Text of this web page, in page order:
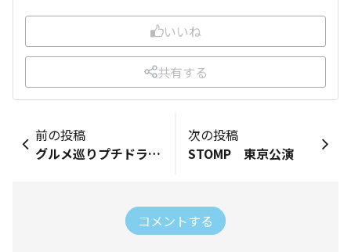
いいね
共有する
前の投稿
グルメ巡りプチドライブ第2弾
次の投稿
STOMP 東京公演
コメントする